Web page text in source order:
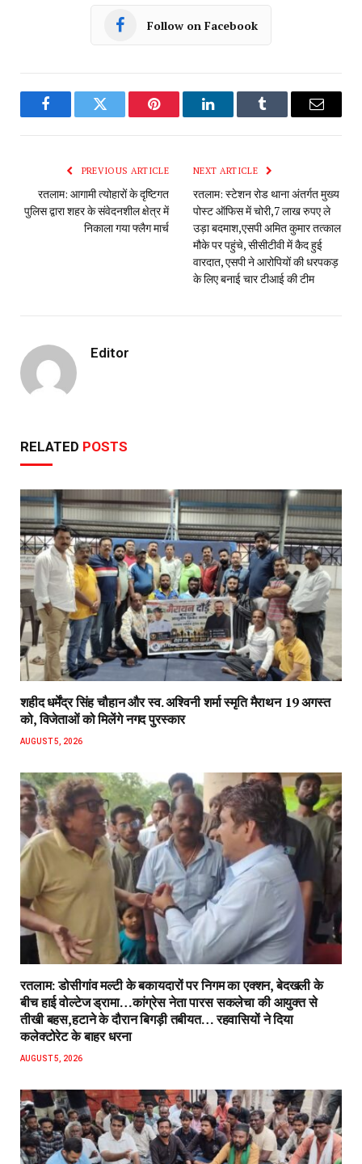
Follow on Facebook
FacebookTwitter Pinterest LinkedInTumblr Email
PREVIOUS ARTICLE
रतलाम: आगामी त्योहारों के दृष्टिगत
पुलिस द्वारा शहर के संवेदनशील क्षेत्र में
निकाला गया फ्लैग मार्च
NEXT ARTICLE
रतलाम: स्टेशन रोड थाना अंतर्गत मुख्य
पोस्ट ऑफिस में चोरी,7 लाख रुपए ले
उड़ा बदमाश,एसपी अमित कुमार तत्काल
मौके पर पहुंचे, सीसीटीवी में कैद हुई
वारदात, एसपी ने आरोपियों की धरपकड़
के लिए बनाई चार टीआई की टीम
Editor
RELATED POSTS
शहीद धर्मेंद्र सिंह चौहान और स्व. अश्विनी शर्मा स्मृति मैराथन 19 अगस्त
को, विजेताओं को मिलेंगे नगद पुरस्कार
AUGUST 5, 2026
रतलाम: डोसीगांव मल्टी के बकायदारों पर निगम का एक्शन, बेदखली के
बीच हाई वोल्टेज ड्रामा…कांग्रेस नेता पारस सकलेचा की आयुक्त से
तीखी बहस,हटाने के दौरान बिगड़ी तबीयत… रहवासियों ने दिया
कलेक्टोरेट के बाहर धरना
AUGUST 5, 2026